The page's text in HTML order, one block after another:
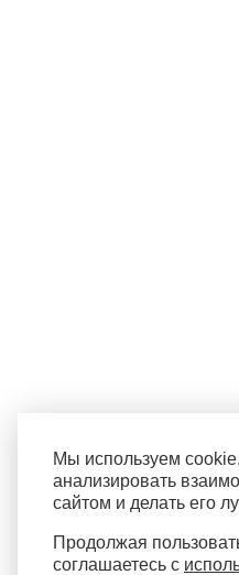
Мы используем
анализировать
сайтом и делать его
Продолжая
соглашаетесь с